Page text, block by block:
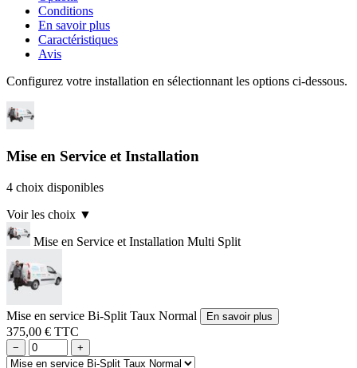
Conditions
En savoir plus
Caractéristiques
Avis
Configurez votre installation en sélectionnant les options ci-dessous.
Mise en Service et Installation
4 choix disponibles
Voir les choix ▼
Mise en Service et Installation Multi Split
Mise en service Bi-Split Taux Normal En savoir plus
375,00 € TTC
− +